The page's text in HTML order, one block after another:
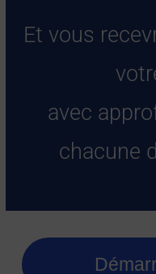
Et vous
avec
chacune